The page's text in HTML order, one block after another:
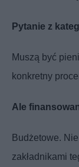
Pytanie z
Muszą być
konkretny
Ale
Budżetowe.
zakładnikami